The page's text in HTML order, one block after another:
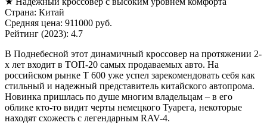
Страна: Китай
Средняя цена: 911000 руб.
Рейтинг (2023): 4.7
В Поднебесной этот динамичный кроссовер на протяжении 2-
х лет входит в ТОП-20 самых продаваемых авто. На
российском рынке T 600 уже успел зарекомендовать себя как
стильный и надежный представитель китайского автопрома.
Новинка пришлась по душе многим владельцам – в его
облике кто-то видит черты немецкого Туарега, некоторые
находят схожесть с легендарным RAV-4.